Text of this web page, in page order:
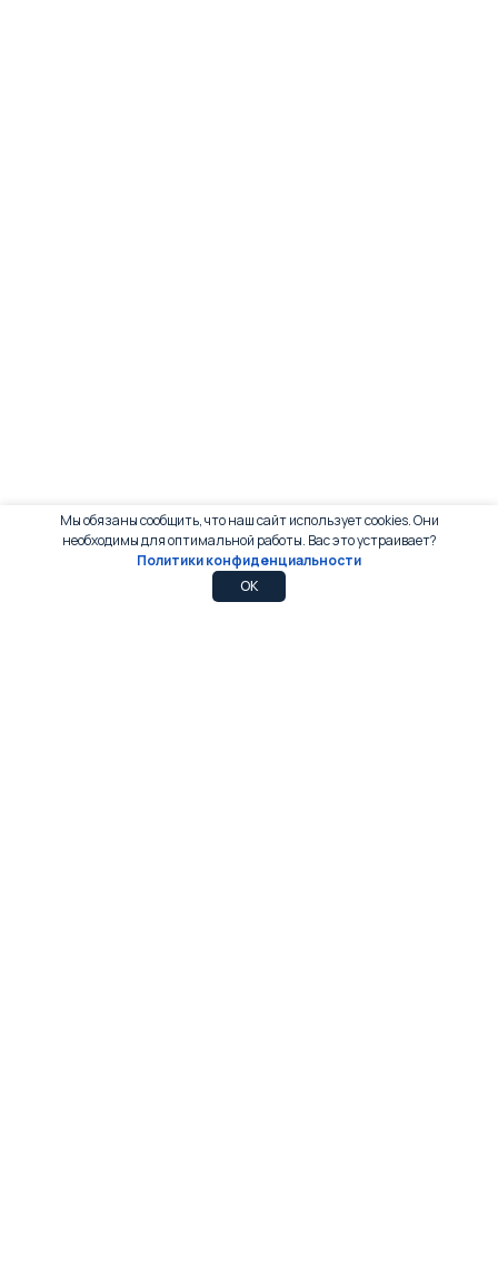
Мы обязаны сообщить, что наш сайт использует cookies. Они
необходимы для оптимальной работы. Вас это устраивает?
Политики конфиденциальности
OK